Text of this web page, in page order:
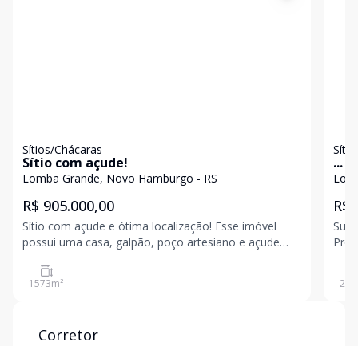
Sítios/Chácaras
Sítio com açude!
Lomba Grande, Novo Hamburgo - RS
R$ 905.000,00
Sítio com açude e ótima localização! Esse imóvel
possui uma casa, galpão, poço artesiano e açude
1573m²
...
R$
Sua
Corretor